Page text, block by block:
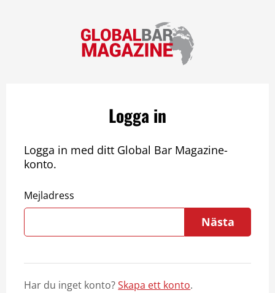
Logga in
Logga in med ditt Global Bar Magazine-
konto.
Mejladress
Nästa
Har du inget konto?Skapa ett konto.